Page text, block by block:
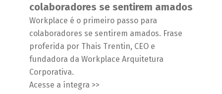
colaboradores se sentirem amados
Workplace é o primeiro passo para
colaboradores se sentirem amados. Frase
proferida por Thais Trentin, CEO e
fundadora da Workplace Arquitetura
Corporativa.
Acesse a íntegra >>